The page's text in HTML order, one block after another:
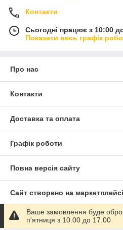
Контакти
Сьогодні працює з 10:00
Показати весь графік
Про нас
Контакти
Доставка та оплата
Графік роботи
Повна версія сайту
Сайт створено на маркетплейсі
Політика конфіденційності
Ваше замовлення буде
п'ятниця з 10.00 до 17.00